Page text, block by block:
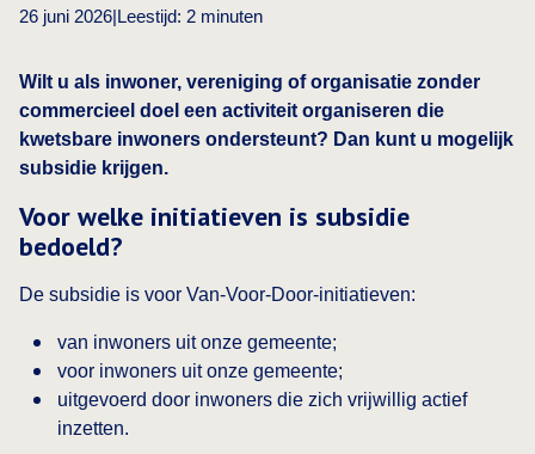
26 juni 2026|Leestijd: 2 minuten
Wilt u als inwoner, vereniging of organisatie zonder
commercieel doel een activiteit organiseren die
kwetsbare inwoners ondersteunt? Dan kunt u mogelijk
subsidie krijgen.
Voor welke initiatieven is subsidie
bedoeld?
De subsidie is voor Van‑Voor‑Door‑initiatieven:
van inwoners uit onze gemeente;
voor inwoners uit onze gemeente;
uitgevoerd door inwoners die zich vrijwillig actief
inzetten.